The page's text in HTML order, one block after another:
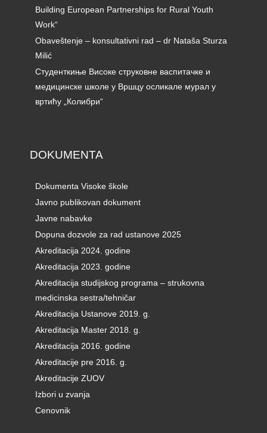
Building European Partnerships for Rural Youth
Work“
Obaveštenje – konsultativni rad – dr Nataša Sturza
Milić
Студенткиње Високе струковне васпитачке и
медицинске школе у Вршцу осликале мурал у
вртићу „Колибри“
DOKUMENTA
Dokumenta Visoke škole
Javno publikovan dokument
Javne nabavke
Dopuna dozvole za rad ustanove 2025
Akreditacija 2024. godine
Akreditacija 2023. godine
Akreditacija studijskog programa – strukovna
medicinska sestra/tehničar
Akreditacija Ustanove 2019. g.
Akreditacija Master 2018. g.
Akreditacija 2016. godine
Akreditacije pre 2016. g.
Akreditacije ZUOV
Izbori u zvanja
Cenovnik